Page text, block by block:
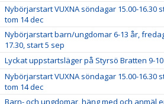
Nybörjarstart VUXNA söndagar 15.00-16.30
tom 14 dec
Nybörjarstart barn/ungdomar 6-13 år,
17.30, start 5 sep
Lyckat uppstartsläger på Styrsö Bratten 9-
Nybörjarstart VUXNA söndagar 15.00-16.30
tom 14 dec
Barn- och ungdomar, häng med och anmäl